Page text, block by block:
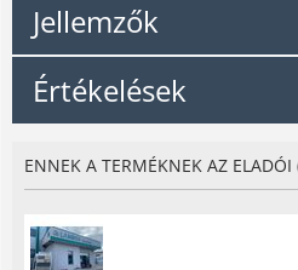
Jellemzők
Értékelések
ENNEK A TERMÉKNEK AZ ELADÓI